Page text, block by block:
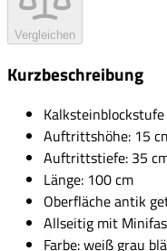
Vergleichen
Kurzbeschreibung
Kalksteinblockstufe
Auftrittshöhe: 15
Auftrittstiefe: 35
Länge: 100 cm
Oberfläche antik
Allseitig mit
Farbe: weiß grau